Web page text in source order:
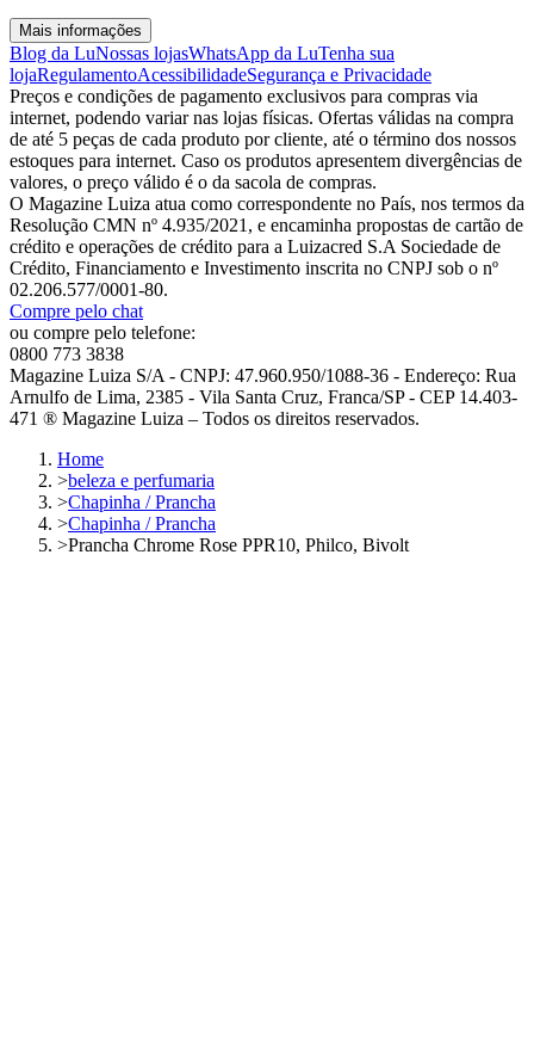
Mais informações
Blog da LuNossas lojasWhatsApp da LuTenha sua
lojaRegulamentoAcessibilidadeSegurança e Privacidade
Preços e condições de pagamento exclusivos para compras via
internet, podendo variar nas lojas físicas. Ofertas válidas na compra
de até 5 peças de cada produto por cliente, até o término dos nossos
estoques para internet. Caso os produtos apresentem divergências de
valores, o preço válido é o da sacola de compras.
O Magazine Luiza atua como correspondente no País, nos termos da
Resolução CMN nº 4.935/2021, e encaminha propostas de cartão de
crédito e operações de crédito para a Luizacred S.A Sociedade de
Crédito, Financiamento e Investimento inscrita no CNPJ sob o nº
02.206.577/0001-80.
Compre pelo chat
ou compre pelo telefone:
0800 773 3838
Magazine Luiza S/A - CNPJ: 47.960.950/1088-36 - Endereço: Rua
Arnulfo de Lima, 2385 - Vila Santa Cruz, Franca/SP - CEP 14.403-
471 ® Magazine Luiza – Todos os direitos reservados.
Home
>beleza e perfumaria
>Chapinha / Prancha
>Chapinha / Prancha
>Prancha Chrome Rose PPR10, Philco, Bivolt